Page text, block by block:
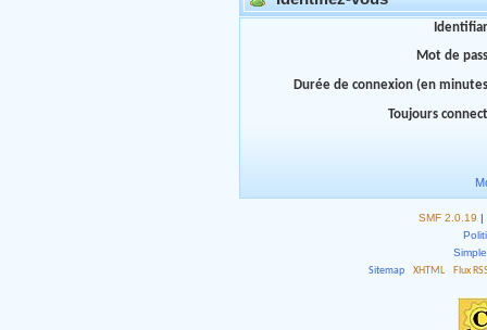
Mot de
Durée de connexion (en
Toujours
SMF 2.0.19 |
Sitemap
XHTML Flux